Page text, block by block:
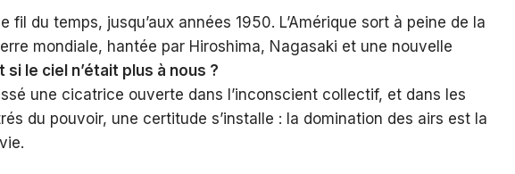
fil du temps, jusqu’aux années 1950. L’Amérique sort à peine de la
mondiale, hantée par Hiroshima, Nagasaki et une nouvelle
si le ciel n’était plus à nous ?
une cicatrice ouverte dans l’inconscient collectif, et dans les
du pouvoir, une certitude s’installe : la domination des airs est la